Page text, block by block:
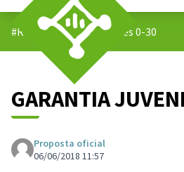
#Reptes 0-30/Propostes 0-30
GARANTIA
Proposta oficial
06/06/2018 11:57